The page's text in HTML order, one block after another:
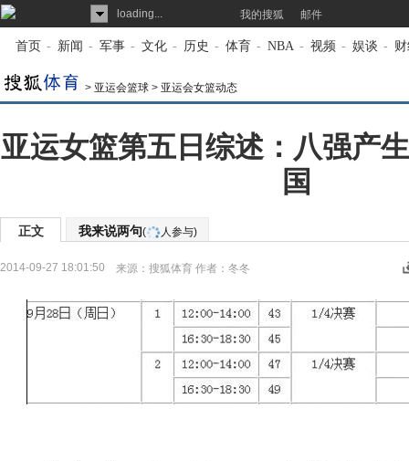
loading... 我的搜狐 邮件
首页 - 新闻 - 军事 - 文化 - 历史 - 体育 - NBA - 视频 - 娱谈 -
> 亚运会篮球 > 亚运会女篮动态
亚运女篮第五日综述：八强产
国
正文 我来说两句( 人参与)
2014-09-27 18:01:50 来源： 搜狐体育 作者：冬冬